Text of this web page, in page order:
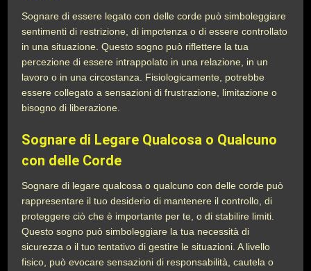
Sognare di essere legato con delle corde può simboleggiare
sentimenti di restrizione, di impotenza o di essere controllato
in una situazione. Questo sogno può riflettere la tua
percezione di essere intrappolato in una relazione, in un
lavoro o in una circostanza. Fisiologicamente, potrebbe
essere collegato a sensazioni di frustrazione, limitazione o
bisogno di liberazione.
Sognare di Legare Qualcosa o Qualcuno
con delle Corde
Sognare di legare qualcosa o qualcuno con delle corde può
rappresentare il tuo desiderio di mantenere il controllo, di
proteggere ciò che è importante per te, o di stabilire limiti.
Questo sogno può simboleggiare la tua necessità di
sicurezza o il tuo tentativo di gestire le situazioni. A livello
fisico, può evocare sensazioni di responsabilità, cautela o